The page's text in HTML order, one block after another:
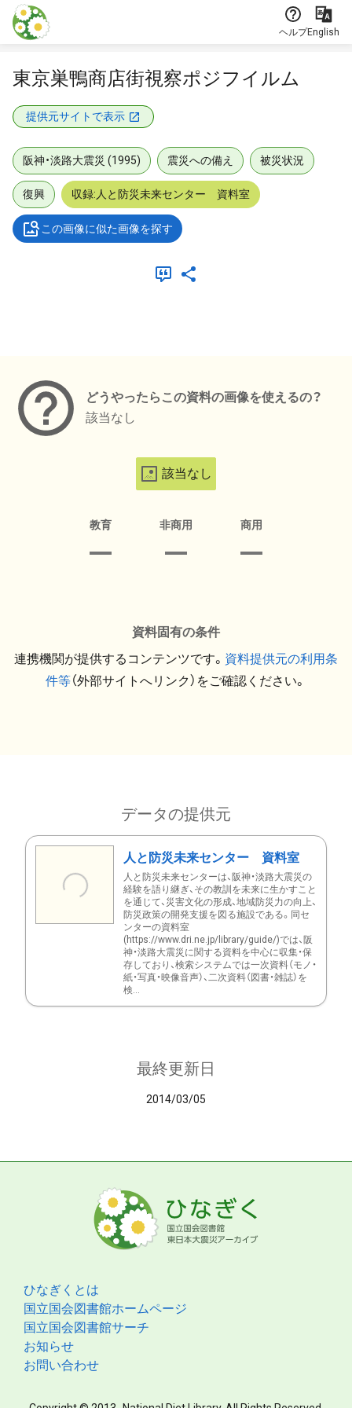
本文に飛ぶ
ヘルプEnglish
東京巣鴨商店街視察ポジフイルム
提供元サイトで表示
阪神・淡路大震災 (1995) 震災への備え 被災状況
復興 収録:人と防災未来センター 資料室
この画像に似た画像を探す
どうやったらこの資料の画像を使えるの？
該当なし
該当なし
教育 非商用 商用
資料固有の条件
連携機関が提供するコンテンツです。 資料提供元の利用条
件等（外部サイトへリンク）をご確認ください。
データの提供元
人と防災未来センター 資料室
人と防災未来センターは、阪神・淡路大震災の
経験を語り継ぎ、その教訓を未来に生かすこと
を通じて、災害文化の形成、地域防災力の向上、
防災政策の開発支援を図る施設である。同セ
ンターの資料室
(https://www.dri.ne.jp/library/guide/)では、阪
神・淡路大震災に関する資料を中心に収集・保
存しており、検索システムでは一次資料（モノ・
紙・写真・映像音声）、二次資料（図書・雑誌）を
検...
最終更新日
2014/03/05
ひなぎくとは
国立国会図書館ホームページ
国立国会図書館サーチ
お知らせ
お問い合わせ